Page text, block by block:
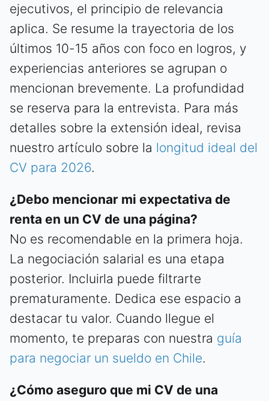
ejecutivos, el principio de relevancia
aplica. Se resume la trayectoria de los
últimos 10-15 años con foco en logros, y
experiencias anteriores se agrupan o
mencionan brevemente. La profundidad
se reserva para la entrevista. Para más
detalles sobre la extensión ideal, revisa
nuestro artículo sobre la longitud ideal del
CV para 2026.
¿Debo mencionar mi expectativa de
renta en un CV de una página?
No es recomendable en la primera hoja.
La negociación salarial es una etapa
posterior. Incluirla puede filtrarte
prematuramente. Dedica ese espacio a
destacar tu valor. Cuando llegue el
momento, te preparas con nuestra guía
para negociar un sueldo en Chile.
¿Cómo aseguro que mi CV de una